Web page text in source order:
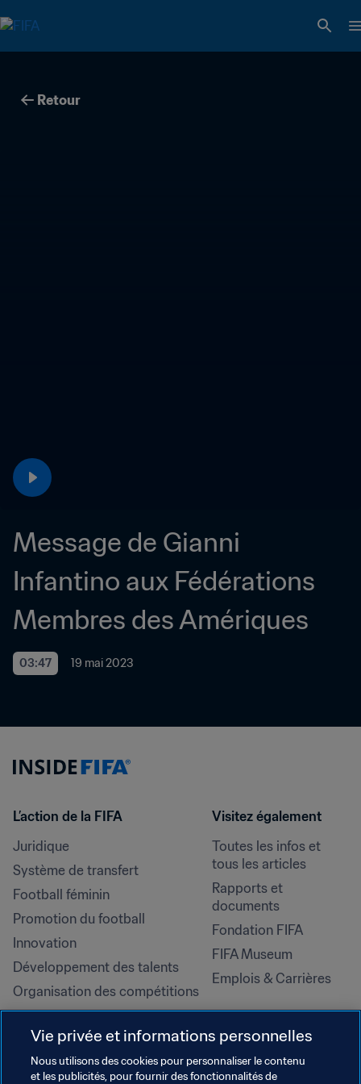
Retour
Message de Gianni
Infantino aux Fédérations
Membres des Amériques
03:47 19 mai 2023
L’action de la FIFA
Juridique
Système de transfert
Football féminin
Promotion du football
Innovation
Développement des talents
Organisation des compétitions
Développement durable
Droits de l'homme et lutte contre
la discrimination
Visitez également
Toutes les infos et
tous les articles
Rapports et
documents
Fondation FIFA
FIFA Museum
Emplois & Carrières
Vie privée et informations personnelles
Nous utilisons des cookies pour personnaliser le contenu
et les publicités, pour fournir des fonctionnalités de